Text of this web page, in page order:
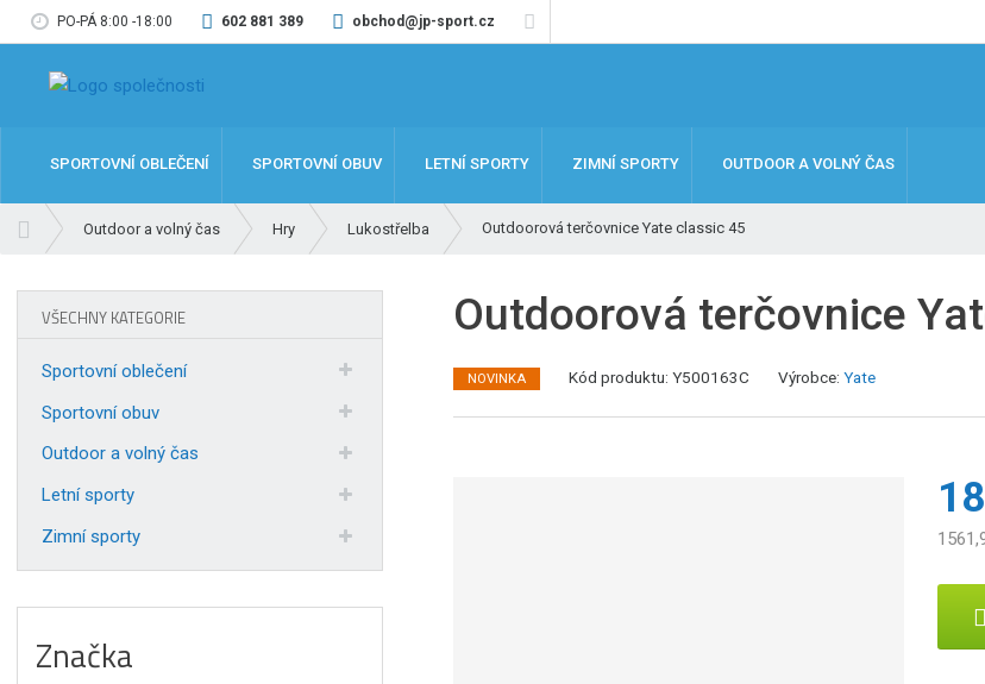
PO-PÁ 8:00 -18:00 602 881 389 obchod@jp-sport.cz
SPORTOVNÍ OBLEČENÍ SPORTOVNÍ OBUV LETNÍ SPORTY ZIMNÍ SPORTY OUTDOOR A VOLNÝ ČAS
Outdoor a volný čas Hry Lukostřelba Outdoorová terčovnice Yate classic 45
Outdoorová terčovnice
NOVINKA Kód produktu: Y500163C Výrobce: Yate
VŠECHNY KATEGORIE
Sportovní oblečení
Sportovní obuv
Outdoor a volný čas
Letní sporty
Zimní sporty
Značka